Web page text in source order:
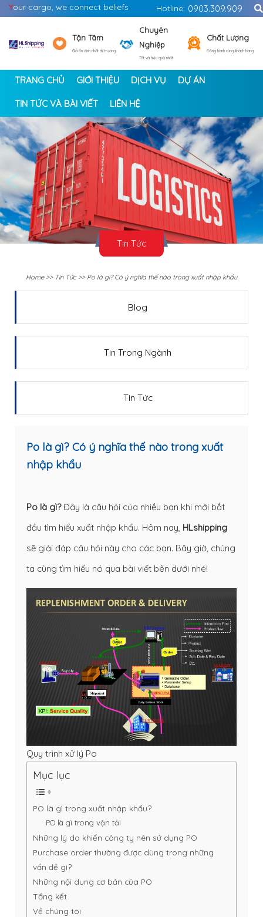
Your cargo, we connect beliefs Hotline: 0903.309.909
Tận Tâm
Giá ổn định nhất thị trường
Chuyên
Nghiệp
Tốt và hiệu quả nhất
Chất Lượng
Đồng hành cùng khách hàng
TRANG CHỦ GIỚI THIỆU DỊCH VỤ DỰ ÁN
TIN TỨC VÀ BÀI VIẾT LIÊN HỆ
< >
Tin Tức
Home>> Tin Tức>> Po là gì? Có ý nghĩa thế nào trong xuất nhập khẩu
Blog
Tin Trong Ngành
Tin Tức
Po là gì? Có ý nghĩa thế nào trong xuất
nhập khẩu
Po là gì?Đây là câu hỏi của nhiều bạn khi mới bắt
đầu tìm hiểu xuất nhập khẩu. Hôm nay, HLshipping
sẽ giải đáp câu hỏi này cho các bạn. Bây giờ, chúng
ta cùng tìm hiểu nó qua bài viết bên dưới nhé!
Quy trình xử lý Po
Mục lục
PO là gì trong xuất nhập khẩu?
PO là gì trong vận tải
Những lý do khiến công ty nên sử dụng PO
Purchase order thường được dùng trong những
vấn đề gì?
Những nội dung cơ bản của PO
Tổng kết
Về chúng tôi